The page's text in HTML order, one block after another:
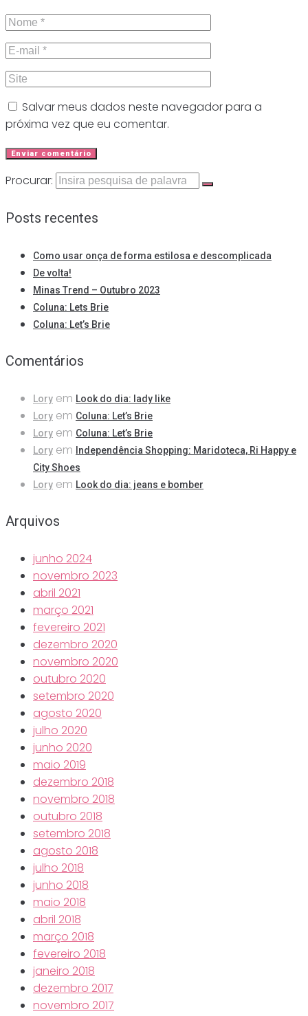
Salvar meus dados neste navegador para a
próxima vez que eu comentar.
Procurar:
Posts recentes
Como usar onça de forma estilosa e descomplicada
De volta!
Minas Trend – Outubro 2023
Coluna: Lets Brie
Coluna: Let’s Brie
Comentários
Lory em Look do dia: lady like
Lory em Coluna: Let’s Brie
Lory em Coluna: Let’s Brie
Lory em
Independência Shopping: Maridoteca, Ri Happy e
City Shoes
Lory em Look do dia: jeans e bomber
Arquivos
junho 2024
novembro 2023
abril 2021
março 2021
fevereiro 2021
dezembro 2020
novembro 2020
outubro 2020
setembro 2020
agosto 2020
julho 2020
junho 2020
maio 2019
dezembro 2018
novembro 2018
outubro 2018
setembro 2018
agosto 2018
julho 2018
junho 2018
maio 2018
abril 2018
março 2018
fevereiro 2018
janeiro 2018
dezembro 2017
novembro 2017